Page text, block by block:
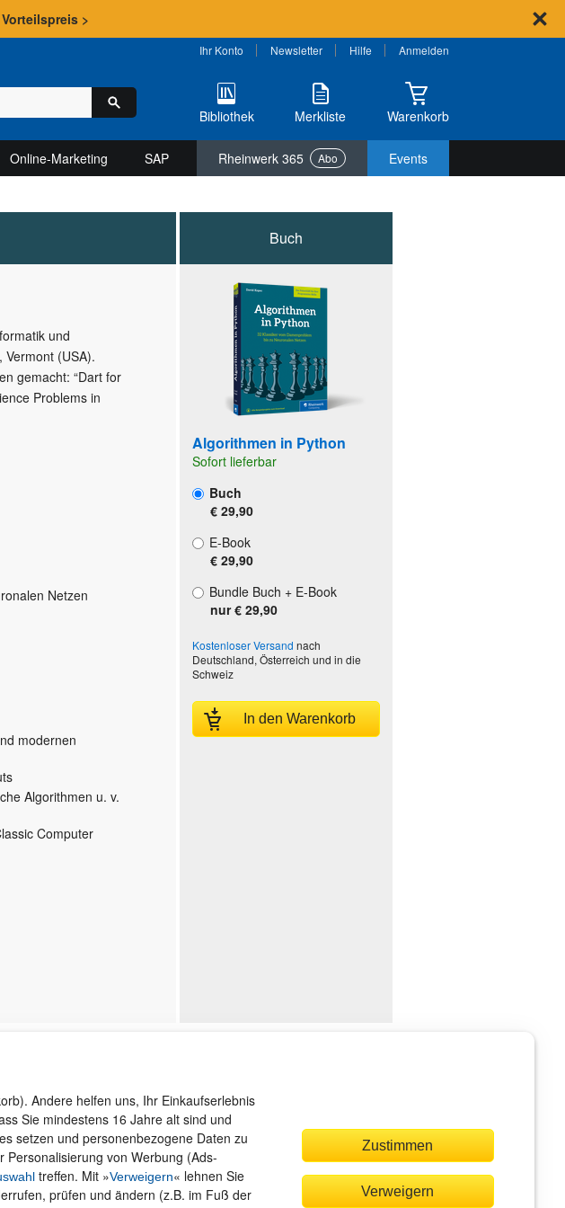
Andere helfen uns, Ihr Einkaufserlebnis
Sie mindestens 16 Jahre alt sind und
setzen und personenbezogene Daten zu
von Werbung (Ads-
treffen. Mit »Verweigern« lehnen Sie
prüfen und ändern (z.B. im Fuß der
Zustimmen
Verweigern
>
Ihr Konto Newsletter Hilfe Anmelden
Bibliothek Merkliste Warenkorb
Online-Marketing SAP Rheinwerk 365 Abo Events
und
(USA).
gemacht: “Dart for
Problems in
Netzen
modernen
Algorithmen u. v.
Computer
Buch
Algorithmen in Python
Sofort lieferbar
Buch
€ 29,90
E-Book
€ 29,90
Bundle Buch + E-Book
nur € 29,90
Kostenloser Versand nach
Deutschland, Österreich und in die
Schweiz
In den Warenkorb
Zahlung
Rückgabe
Wir sind gerne für Sie da!
service@rheinwerk-verlag.de